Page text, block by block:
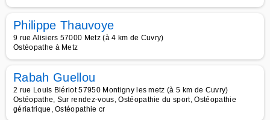
Philippe Thauvoye
9 rue Alisiers 57000 Metz (à 4 km de Cuvry)
Ostéopathe à Metz
Rabah Guellou
2 rue Louis Blériot 57950 Montigny les metz (à 5 km de Cuvry)
Ostéopathe, Sur rendez-vous, Ostéopathie du sport, Ostéopathie
gériatrique, Ostéopathie cr